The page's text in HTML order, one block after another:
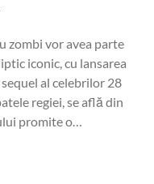
zombi vor avea parte
iconic, cu lansarea
al celebrilor 28
regiei, se află din
promite o…